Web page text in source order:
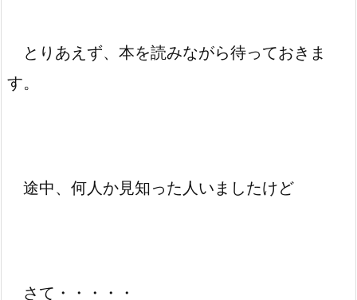
とりあえず、本を読みながら待っておきま
す。
途中、何人か見知った人いましたけど
さて・・・・・